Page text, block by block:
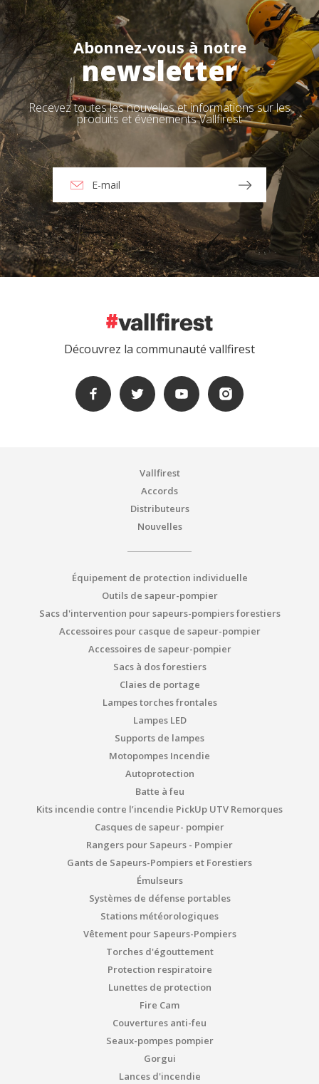
Abonnez-vous à notre
newsletter
Recevez toutes les nouvelles et informations sur les
produits et événements Vallfirest
Découvrez la communauté vallfirest
Vallfirest
Accords
Distributeurs
Nouvelles
Équipement de protection individuelle
Outils de sapeur-pompier
Sacs d'intervention pour sapeurs-pompiers forestiers
Accessoires pour casque de sapeur-pompier
Accessoires de sapeur-pompier
Sacs à dos forestiers
Claies de portage
Lampes torches frontales
Lampes LED
Supports de lampes
Motopompes Incendie
Autoprotection
Batte à feu
Kits incendie contre l’incendie PickUp UTV Remorques
Casques de sapeur- pompier
Rangers pour Sapeurs - Pompier
Gants de Sapeurs-Pompiers et Forestiers
Émulseurs
Systèmes de défense portables
Stations météorologiques
Vêtement pour Sapeurs-Pompiers
Torches d'égouttement
Protection respiratoire
Lunettes de protection
Fire Cam
Couvertures anti-feu
Seaux-pompes pompier
Gorgui
Lances d'incendie